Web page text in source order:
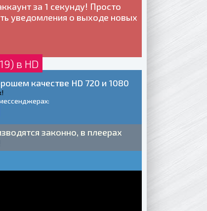
за 1 секунду! Просто
уведомления о выходе новых
в HD
качестве HD 720 и 1080
законно, в плеерах